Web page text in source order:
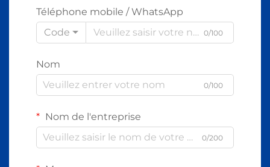
Téléphone mobile / WhatsApp
Code
0/100
Nom
0/100
Nom de l'entreprise
0/200